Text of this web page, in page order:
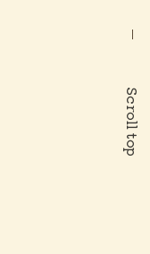
Scroll top